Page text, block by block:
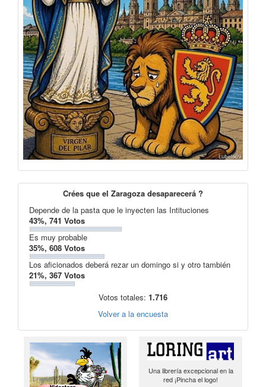
Crées que el Zaragoza desaparecerá ?
Depende de la pasta que le inyecten las Intituciones
43%, 741 Votos
Es muy probable
35%, 608 Votos
Los aficionados deberá rezar un domingo si y otro también
21%, 367 Votos
Votos totales: 1.716
Volver a la encuesta
Una librería excepcional en la
red ¡Pincha el logo!